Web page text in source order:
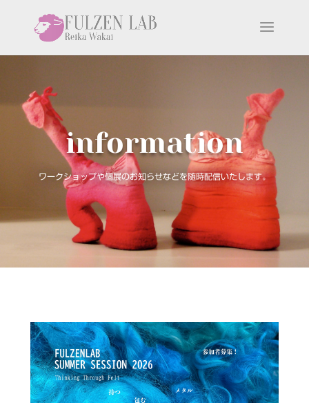
information
ワークショップや個展のお知らせなどを随時配信いたします。